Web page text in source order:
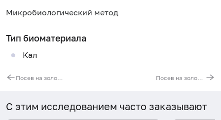
Микробиологический метод
Тип биоматериала
Кал
Посев на золотистый стафилококк (Staphylococcus aureus), количественный результат Посев на золотистый стафилококк (Staphylococcus aureus), качественный результат
С этим исследованием часто заказывают